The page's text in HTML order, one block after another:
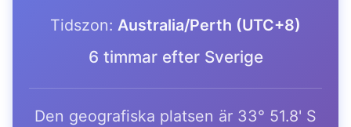
Tidszon: Australia/Perth (UTC+8)
6 timmar efter Sverige
Den geografiska platsen är 33° 51.8' S